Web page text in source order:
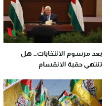
بعد مرسوم الانتخابات… هل
تنتهي حقبة الانقسام